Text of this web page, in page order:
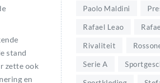
stand
zette ook
en
Paolo Maldini
Rafael Leao
Rivaliteit
Serie A